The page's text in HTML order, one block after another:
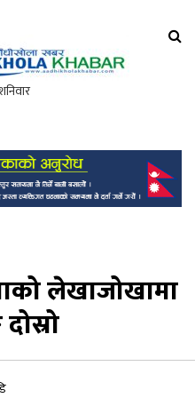
लेखाजोखामा